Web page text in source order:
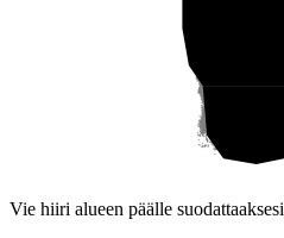
Vie hiiri alueen päälle suodattaaksesi